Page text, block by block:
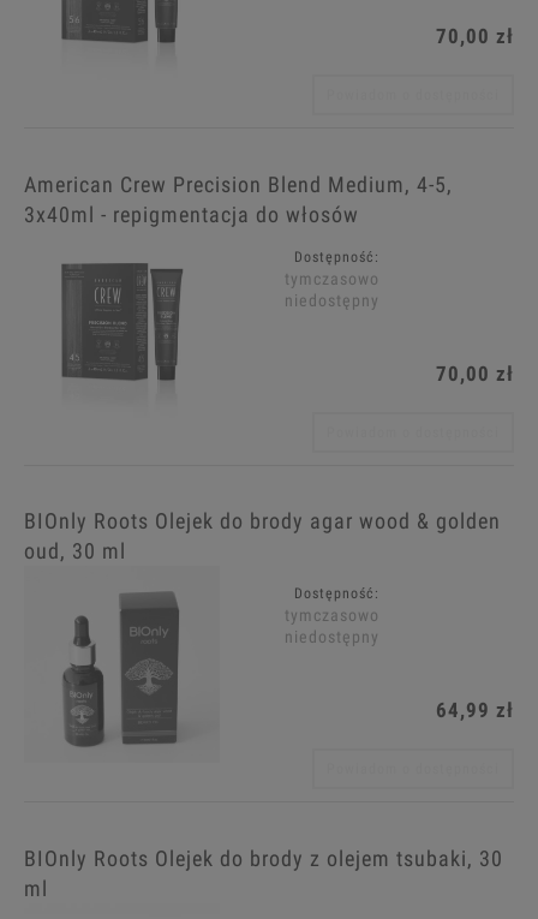
70,00 zł
American Crew Precision Blend Medium, 4-5,
3x40ml - repigmentacja do włosów
Dostępność:
tymczasowo
niedostępny
70,00 zł
BIOnly Roots Olejek do brody agar wood & golden
oud, 30 ml
Dostępność:
tymczasowo
niedostępny
64,99 zł
BIOnly Roots Olejek do brody z olejem tsubaki, 30
ml